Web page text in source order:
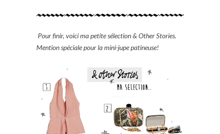
Pour finir, voici ma petite sélection & Other Stories.
Mention spéciale pour la mini-jupe patineuse!